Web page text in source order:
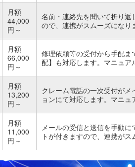
月額
44,000
円～
名前・連絡先を聞いて折り
ので、連携がスムーズになり
月額
66,000
円～
修理依頼等の受付から手配ま
配】も対応します。マニュア
月額
13,200
円～
クレーム電話の一次受付が
ョンにて対応します。 マニュ
月額
11,000
円～
メールの受信と送信を手動
トが付きますので、連携が